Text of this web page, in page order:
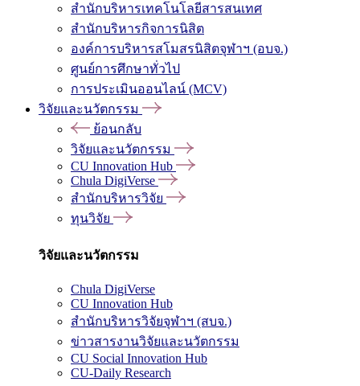
สำนักบริหารเทคโนโลยีสารสนเทศ
สำนักบริหารกิจการนิสิต
องค์การบริหารสโมสรนิสิตจุฬาฯ (อบจ.)
ศูนย์การศึกษาทั่วไป
การประเมินออนไลน์ (MCV)
วิจัยและนวัตกรรม
ย้อนกลับ
วิจัยและนวัตกรรม
CU Innovation Hub
Chula DigiVerse
สำนักบริหารวิจัย
ทุนวิจัย
วิจัยและนวัตกรรม
Chula DigiVerse
CU Innovation Hub
สำนักบริหารวิจัยจุฬาฯ (สบจ.)
ข่าวสารงานวิจัยและนวัตกรรม
CU Social Innovation Hub
CU-Daily Research